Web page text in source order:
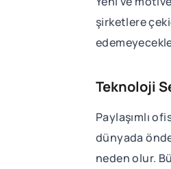
şirketlere
Teknoloji
Paylaşımlı
dünyada
neden olur.